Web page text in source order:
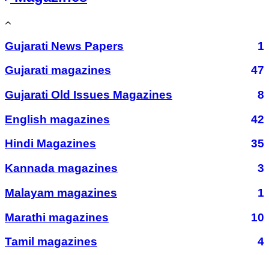
Gujarati News Papers
1
Gujarati magazines
47
Gujarati Old Issues Magazines
8
English magazines
42
Hindi Magazines
35
Kannada magazines
3
Malayam magazines
1
Marathi magazines
10
Tamil magazines
4